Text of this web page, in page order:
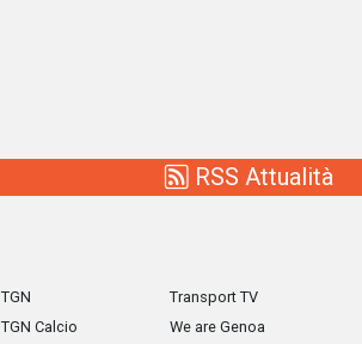
RSS Attualità
TGN
TGN Calcio
Transport TV
We are Genoa